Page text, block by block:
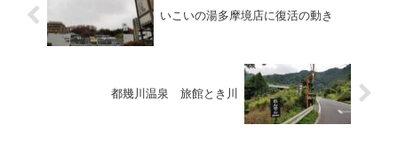
いこいの湯多摩境店に復活の動き
都幾川温泉 旅館とき川